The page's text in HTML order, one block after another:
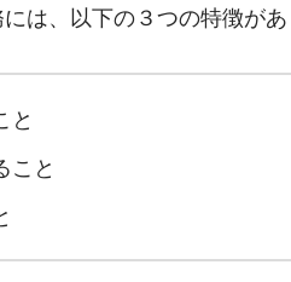
は、以下の３つの特徴があ
と
こと